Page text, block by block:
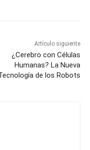
Artículo siguiente
¿Cerebro con Células
Humanas? La Nueva
de los Robots